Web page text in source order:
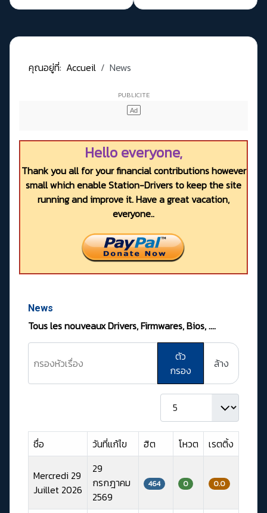
คุณอยู่ที่: Accueil News
Hello everyone,
Thank you all for your financial contributions however
small which enable Station-Drivers to keep the site
running and improve it. Have a great vacation,
everyone..
News
Tous les nouveaux Drivers, Firmwares, Bios, ….
ตัว
กรอง
ล้าง
แสดง #
ชื่อ วันที่แก้ไข ฮิต โหวต เรตติ้ง
Mercredi 29
Juillet 2026
29
กรกฎาคม
2569
464 0 0.0